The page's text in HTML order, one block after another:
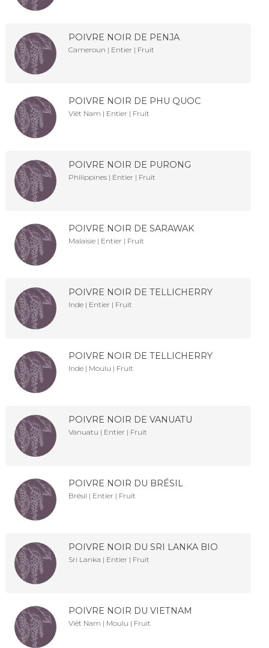
POIVRE NOIR DE PENJA
Cameroun | Entier | Fruit
POIVRE NOIR DE PHU QUOC
Viêt Nam | Entier | Fruit
POIVRE NOIR DE PURONG
Philippines | Entier | Fruit
POIVRE NOIR DE SARAWAK
Malaisie | Entier | Fruit
POIVRE NOIR DE TELLICHERRY
Inde | Entier | Fruit
POIVRE NOIR DE TELLICHERRY
Inde | Moulu | Fruit
POIVRE NOIR DE VANUATU
Vanuatu | Entier | Fruit
POIVRE NOIR DU BRÉSIL
Brésil | Entier | Fruit
POIVRE NOIR DU SRI LANKA BIO
Sri Lanka | Entier | Fruit
POIVRE NOIR DU VIETNAM
Viêt Nam | Moulu | Fruit